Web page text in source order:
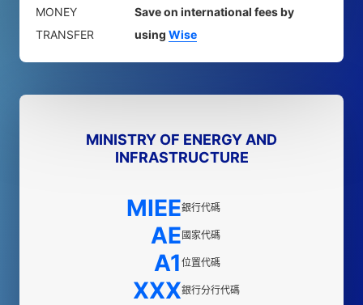
MONEY
TRANSFER
Save on international fees by
using Wise
MINISTRY OF ENERGY AND
INFRASTRUCTURE
MIEE銀行代碼
AE國家代碼
A1 位置代碼
XXX銀行分行代碼